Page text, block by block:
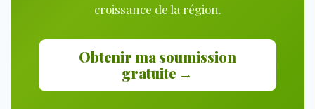
croissance de la région.
Obtenir ma soumission
gratuite →